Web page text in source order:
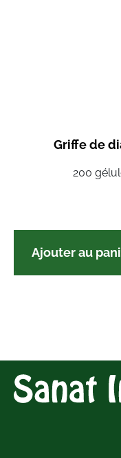
Griffe de
200
Ajouter au